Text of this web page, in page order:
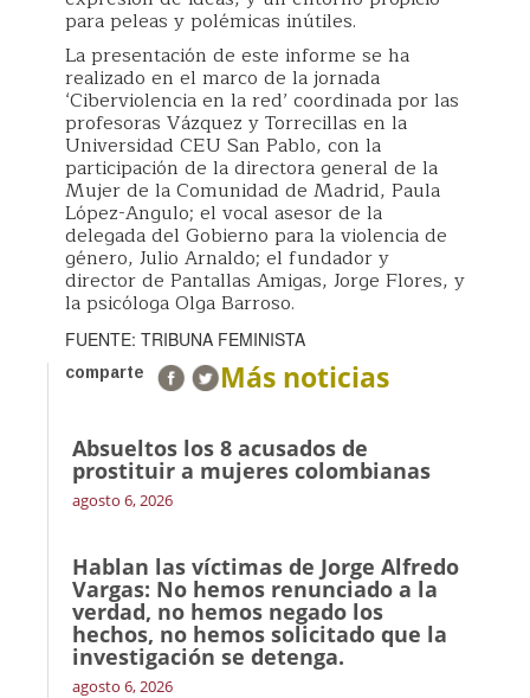
para peleas y polémicas inútiles.
La presentación de este informe se ha
realizado en el marco de la jornada
‘Ciberviolencia en la red’ coordinada por las
profesoras Vázquez y Torrecillas en la
Universidad CEU San Pablo, con la
participación de la directora general de la
Mujer de la Comunidad de Madrid, Paula
López-Angulo; el vocal asesor de la
delegada del Gobierno para la violencia de
género, Julio Arnaldo; el fundador y
director de Pantallas Amigas, Jorge Flores, y
la psicóloga Olga Barroso.
FUENTE: TRIBUNA FEMINISTA
comparte Más noticias
Absueltos los 8 acusados de
prostituir a mujeres colombianas
agosto 6, 2026
Hablan las víctimas de Jorge Alfredo
Vargas: No hemos renunciado a la
verdad, no hemos negado los
hechos, no hemos solicitado que la
investigación se detenga.
agosto 6, 2026